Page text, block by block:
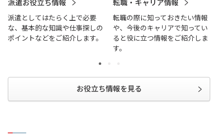
派遣お役立ち情報
派遣としてはたらく上で必要
な、基本的な知識や仕事探しの
ポイントなどをご紹介します。
転職・キャリア情報
転職の際に知っておきたい情報
や、今後のキャリアで知ってい
ると役に立つ情報をご紹介しま
す。
お役立ち情報を見る